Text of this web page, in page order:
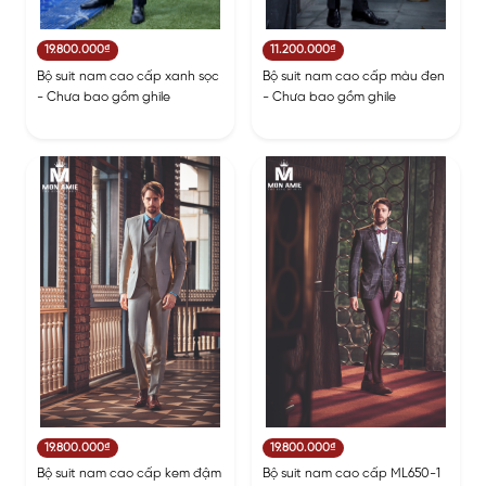
19.800.000₫
Bộ suit nam cao cấp xanh sọc
- Chưa bao gồm ghile
11.200.000₫
Bộ suit nam cao cấp màu đen
- Chưa bao gồm ghile
19.800.000₫
Bộ suit nam cao cấp kem đậm
19.800.000₫
Bộ suit nam cao cấp ML650-1